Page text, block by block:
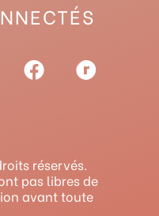
F
a
o
o
k
R
a
y
réservés.
pas libres de
avant toute